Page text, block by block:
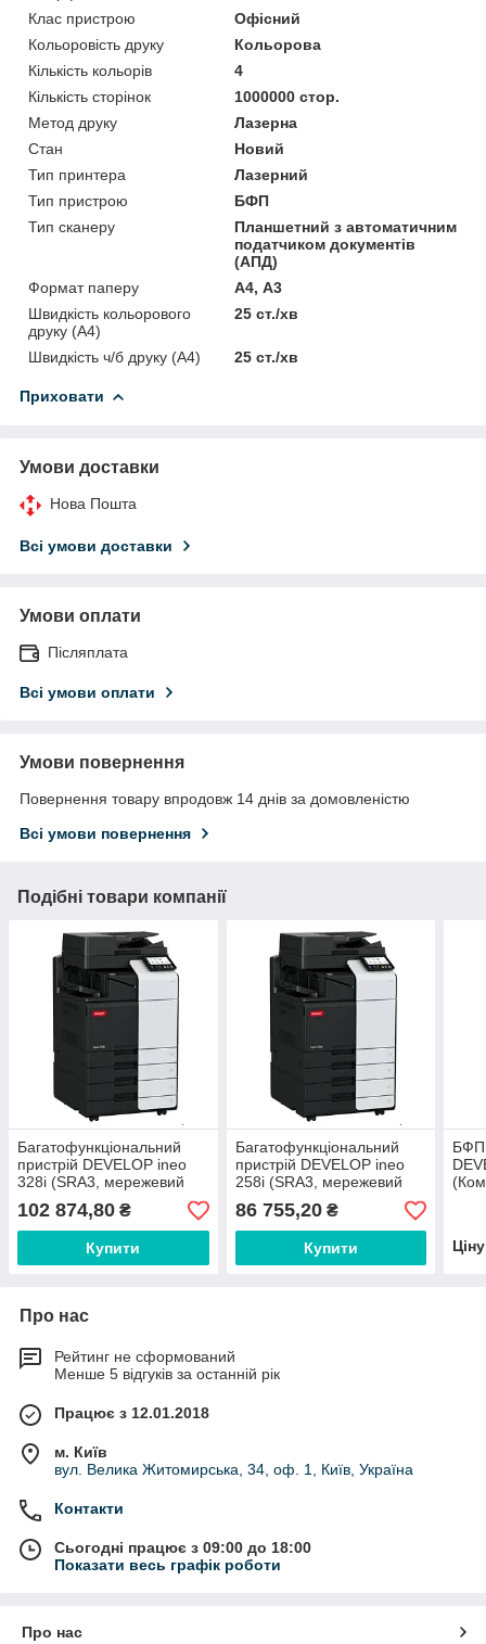
Клас пристрою
Офісний
Кольоровість друку
Кольорова
Кількість кольорів
4
Кількість сторінок
1000000 стор.
Метод друку
Лазерна
Стан
Новий
Тип принтера
Лазерний
Тип пристрою
БФП
Тип сканеру
Планшетний з автоматичним
податчиком документів
(АПД)
Формат паперу
А4, А3
Швидкість кольорового
друку (A4)
25 ст./хв
Швидкість ч/б друку (A4) 25 ст./хв
Приховати
Умови доставки
Нова Пошта
Всі умови доставки
Умови оплати
Післяплата
Всі умови оплати
Умови повернення
Повернення товару впродовж 14 днів за домовленістю
Всі умови повернення
Подібні товари компанії
Багатофункціональний
пристрій DEVELOP ineo
328i (SRА3, мережевий
принтер, копір, сканер,
дуплекс, ADF)
102 874,80 ₴
Купити
Багатофункціональний
пристрій DEVELOP ineo
258i (SRА3, мережевий
принтер, копір, сканер,
дуплекс, ADF)
86 755,20₴
Купити
БФП
Про нас
Рейтинг не сформований
Менше 5 відгуків за останній рік
Працює з 12.01.2018
м. Київ
вул. Велика Житомирська, 34, оф. 1, Київ, Україна
Контакти
Сьогодні працює з 09:00 до 18:00
Показати весь графік роботи
Про нас